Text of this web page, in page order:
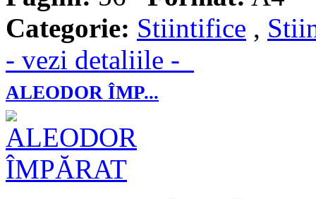
Categorie: Stiintifice ,
- vezi detaliile -
ALEODOR ÎMP...